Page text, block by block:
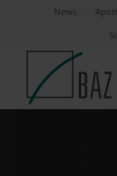
News